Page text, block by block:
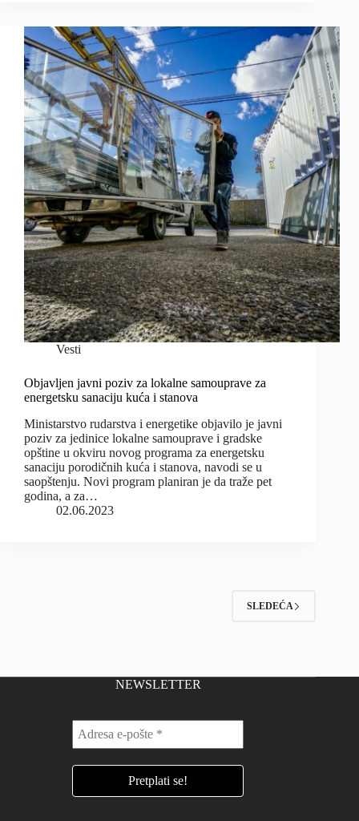
Vesti
Objavljen javni poziv za lokalne samouprave za
energetsku sanaciju kuća i stanova
Ministarstvo rudarstva i energetike objavilo je javni
poziv za jedinice lokalne samouprave i gradske
opštine u okviru novog programa za energetsku
sanaciju porodičnih kuća i stanova, navodi se u
saopštenju. Novi program planiran je da traže pet
godina, a za…
02.06.2023
SLEDEĆA
NEWSLETTER